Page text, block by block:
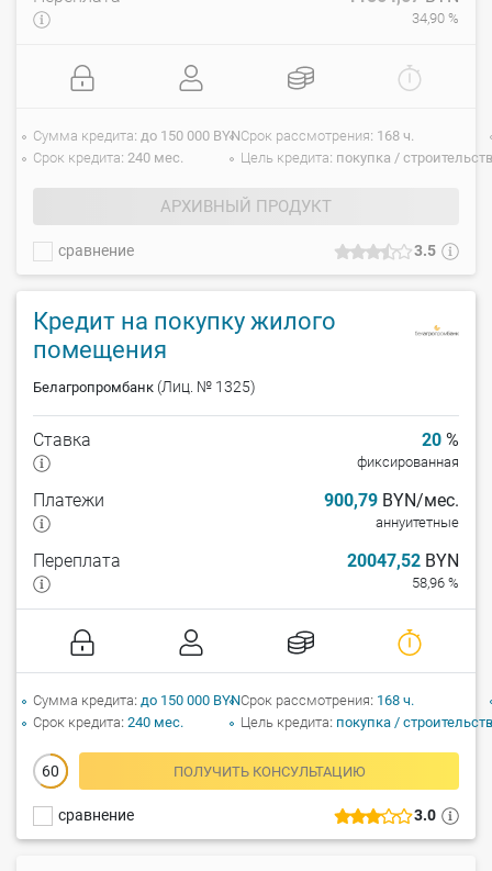
3.5
сравнение
34,90 %
АРХИВНЫЙ ПРОДУКТ
Сумма кредита до 150 000 BYN
Срок кредита 240 мес.
Срок рассмотрения 168 ч.
Цель кредита покупка /
Кредит на покупку жилого
помещения
Белагропромбанк (Лиц. № 1325)
3.0
сравнение
Ставка 20 %
фиксированная
Платежи 900,79 BYN/мес.
аннуитетные
Переплата 20047,52 BYN
58,96 %
60 ПОЛУЧИТЬ КОНСУЛЬТАЦИЮ
Сумма кредита до 150 000 BYN
Срок кредита 240 мес.
Срок рассмотрения 168 ч.
Цель кредита покупка /